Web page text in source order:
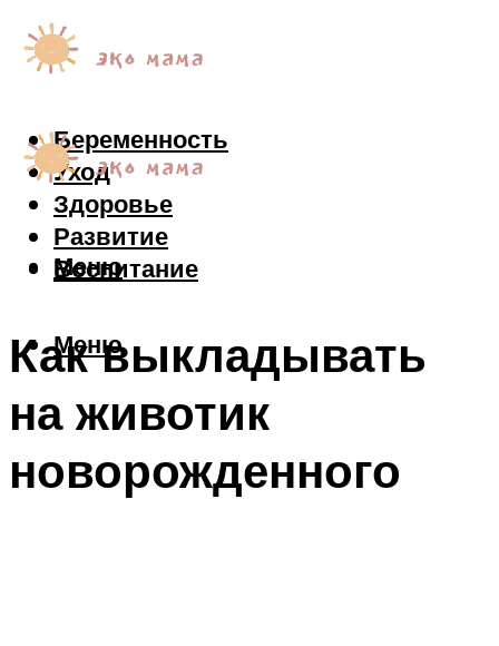
Беременность
Уход
Здоровье
Развитие
Воспитание
Меню
Меню
Как выкладывать
на животик
новорожденного